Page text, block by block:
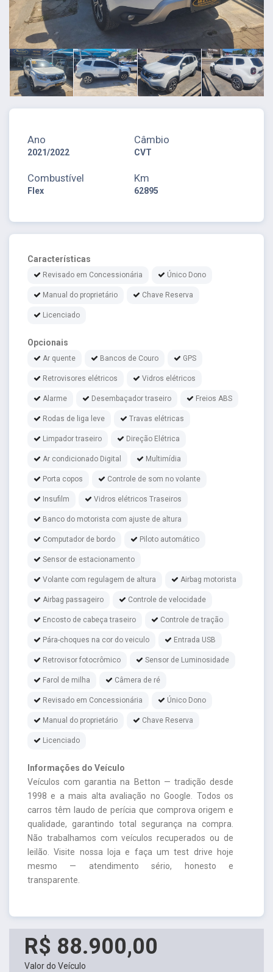
Ano
2021/2022
Câmbio
CVT
Combustível
Flex
Km
62895
Características
Revisado em Concessionária Único Dono
Manual do proprietário Chave Reserva
Licenciado
Opcionais
Ar quente Bancos de Couro GPS
Retrovisores elétricos Vidros elétricos
Alarme Desembaçador traseiro Freios ABS
Rodas de liga leve Travas elétricas
Limpador traseiro Direção Elétrica
Ar condicionado Digital Multimídia
Porta copos Controle de som no volante
Insufilm Vidros elétricos Traseiros
Banco do motorista com ajuste de altura
Computador de bordo Piloto automático
Sensor de estacionamento
Volante com regulagem de altura Airbag motorista
Airbag passageiro Controle de velocidade
Encosto de cabeça traseiro Controle de tração
Pára-choques na cor do veiculo Entrada USB
Retrovisor fotocrômico Sensor de Luminosidade
Farol de milha Câmera de ré
Revisado em Concessionária Único Dono
Manual do proprietário Chave Reserva
Licenciado
Informações do Veículo
Veículos com garantia na Betton — tradição desde
1998 e a mais alta avaliação no Google. Todos os
carros têm laudo de perícia que comprova origem e
qualidade, garantindo total segurança na compra.
Não trabalhamos com veículos recuperados ou de
leilão. Visite nossa loja e faça um test drive hoje
mesmo — atendimento sério, honesto e
transparente.
R$ 88.900,00
Valor do Veículo